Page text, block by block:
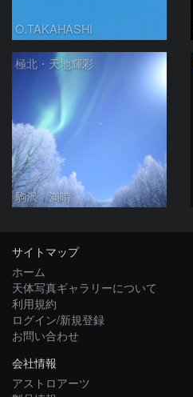
O.TAKAHASHI
極北・天地輝彩
駒沢 満晴
サイトマップ
ホーム
天体写真ギャラリーについて
利用規約
ログイン/新規登録
お問い合わせ
会社情報
アストロアーツ